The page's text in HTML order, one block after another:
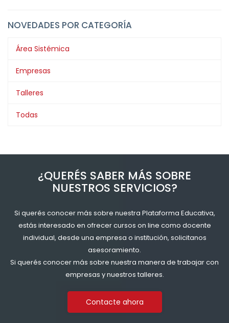
NOVEDADES POR CATEGORÍA
Área Sistémica
Empresas
Talleres
Todas
¿QUERÉS SABER MÁS SOBRE
NUESTROS SERVICIOS?
Si querés conocer más sobre nuestra Plataforma Educativa,
estás interesado en ofrecer cursos on line como docente
individual, desde una empresa o institución, solicitanos
asesoramiento.
Si querés conocer más sobre nuestra manera de trabajar con
empresas y nuestros talleres.
Contacte ahora